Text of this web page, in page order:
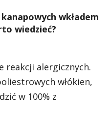
wkładem
wiedzieć?
reakcji alergicznych.
włókien,
w 100% z